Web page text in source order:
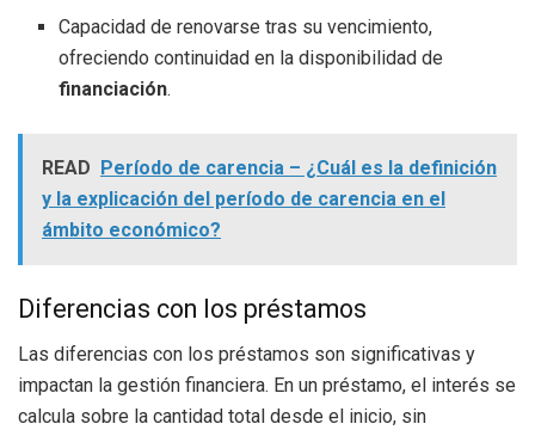
Capacidad de renovarse tras su vencimiento,
ofreciendo continuidad en la disponibilidad de
financiación.
READ Período de carencia – ¿Cuál es la definición
y la explicación del período de carencia en el
ámbito económico?
Diferencias con los préstamos
Las diferencias con los préstamos son significativas y
impactan la gestión financiera. En un préstamo, el interés se
calcula sobre la cantidad total desde el inicio, sin